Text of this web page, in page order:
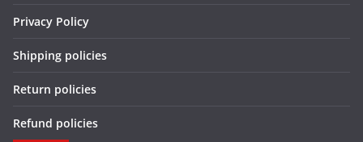
Privacy Policy
Shipping policies
Return policies
Refund policies